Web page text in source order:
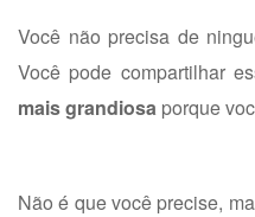
Você não precisa de
Você pode compartilhar
mais grandiosa porque
Não é que você precise,